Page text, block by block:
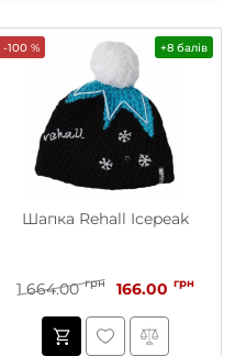
-100 % +8 балів
Шапка Rehall Icepeak
1 664.00 грн 166.00 грн